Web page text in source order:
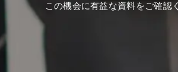
この機会に有益な資料をご確認